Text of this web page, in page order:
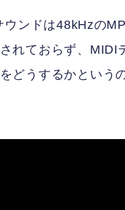
ウンドは48kHzの
れておらず、
どうするかという